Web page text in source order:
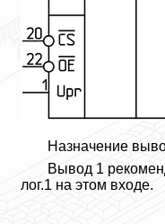
Назначение
Вывод 1
лог.1 на этом входе.